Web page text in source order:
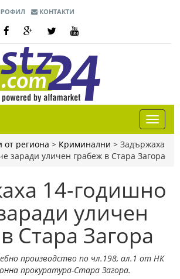
КОНТАКТИ
от региона > Криминални > Задържаха
заради уличен грабеж в Стара Загора
14-годишно
уличен
Стара Загора
производство по чл.198, ал.1 от НК
прокуратура-Стара Загора.